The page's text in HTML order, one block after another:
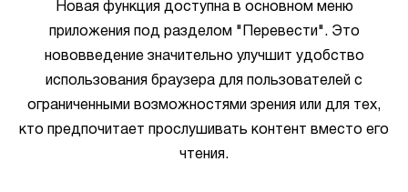
Новая функция доступна в основном меню
приложения под разделом "Перевести". Это
нововведение значительно улучшит удобство
использования браузера для пользователей с
ограниченными возможностями зрения или для тех,
кто предпочитает прослушивать контент вместо его
чтения.